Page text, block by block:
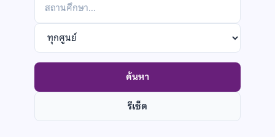
ตาม
สถาน
ศึกษา
Filter
by
POSN
center
ค้นหา
รีเซ็ต